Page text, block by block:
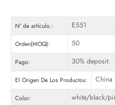
Nº de artículo.: E551
Orden(MOQ): 50
Pago: 30% deposit.
El Origen De Los Productos: China
Color: white/black/